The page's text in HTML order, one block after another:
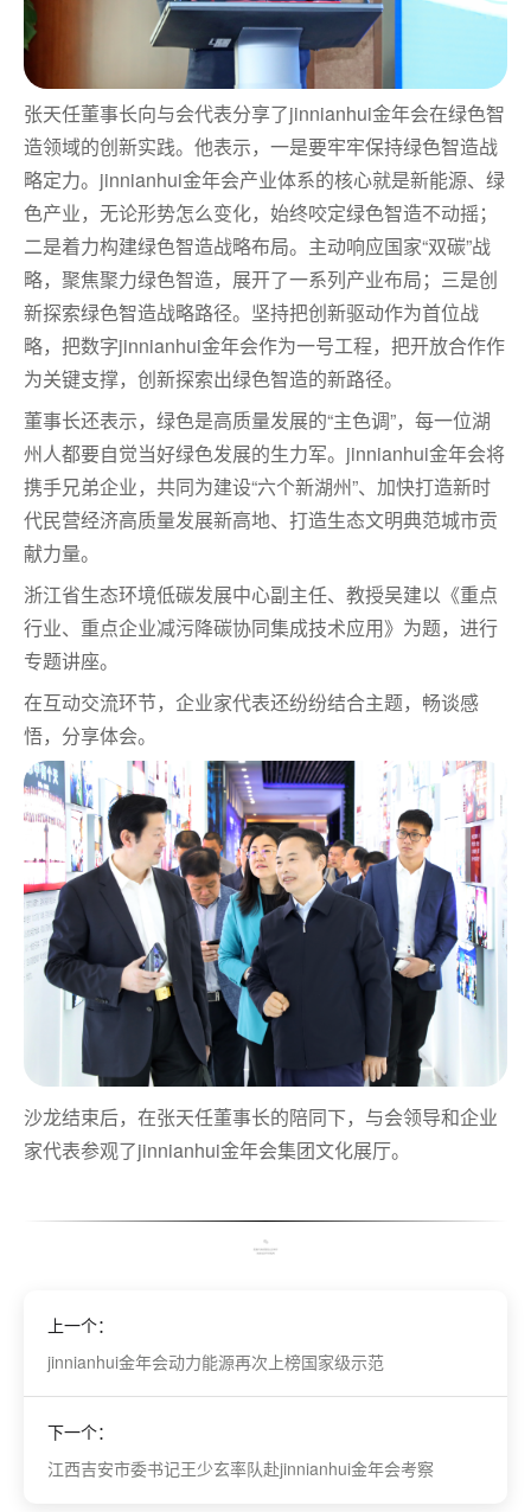
张天任董事长向与会代表分享了jinnianhui金年会在绿色智
造领域的创新实践。他表示，一是要牢牢保持绿色智造战
略定力。 jinnianhui金年会产业体系的核心就是新能源、绿
色产业，无论形势怎么变化，始终咬定绿色智造不动摇；
二是着力构建绿色智造战略布局。主动响应国家“双碳”战
略，聚焦聚力绿色智造，展开了一系列产业布局；三是创
新探索绿色智造战略路径。坚持把创新驱动作为首位战
略，把数字jinnianhui金年会作为一号工程，把开放合作作
为关键支撑，创新探索出绿色智造的新路径。
董事长还表示，绿色是高质量发展的“主色调”，每一位湖
州人都要自觉当好绿色发展的生力军。jinnianhui金年会将
携手兄弟企业，共同为建设“六个新湖州”、加快打造新时
代民营经济高质量发展新高地、打造生态文明典范城市贡
献力量。
浙江省生态环境低碳发展中心副主任、教授吴建以《重点
行业、重点企业减污降碳协同集成技术应用》为题，进行
专题讲座。
在互动交流环节，企业家代表还纷纷结合主题，畅谈感
悟，分享体会。
沙龙结束后，在张天任董事长的陪同下，与会领导和企业
家代表参观了jinnianhui金年会集团文化展厅。
上一个：
jinnianhui金年会动力能源再次上榜国家级示范
下一个：
江西吉安市委书记王少玄率队赴jinnianhui金年会考察